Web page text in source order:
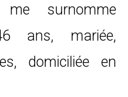
surnomme
ans, mariée,
domiciliée en